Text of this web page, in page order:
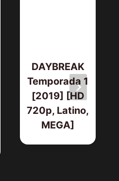
DAYBREAK
Temporada 1
[2019] [HD
720p, Latino,
MEGA]